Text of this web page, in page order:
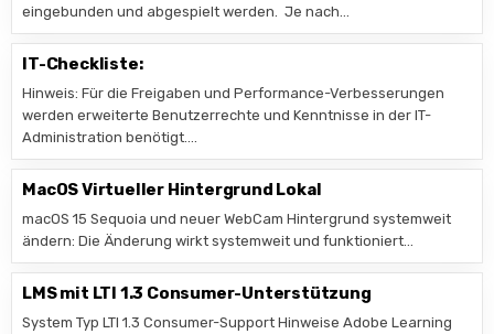
eingebunden und abgespielt werden. Je nach…
IT-Checkliste:
Hinweis: Für die Freigaben und Performance-Verbesserungen
werden erweiterte Benutzerrechte und Kenntnisse in der IT-
Administration benötigt….
MacOS Virtueller Hintergrund Lokal
macOS 15 Sequoia und neuer WebCam Hintergrund systemweit
ändern: Die Änderung wirkt systemweit und funktioniert…
LMS mit LTI 1.3 Consumer-Unterstützung
System Typ LTI 1.3 Consumer-Support Hinweise Adobe Learning